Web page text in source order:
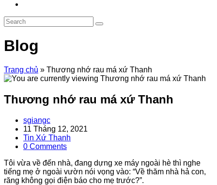
Blog
Trang chủ » Thương nhớ rau má xứ Thanh
Thương nhớ rau má xứ Thanh
Post
author:
sgiangc
Post
published:
11 Tháng 12, 2021
Post
category:
Tin Xứ Thanh
Post
0 Comments
Tôi vừa về đến nhà, đang dựng xe máy ngoài hè thì nghe
tiếng mẹ ở ngoài vườn nói vọng vào: “Về thăm nhà hả con,
răng không gọi điện báo cho mẹ trước?”.